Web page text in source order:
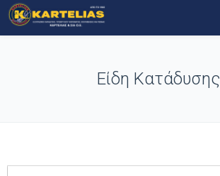
Είδη Κατάδυσης